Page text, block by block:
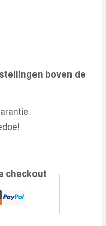
boven de
checkout